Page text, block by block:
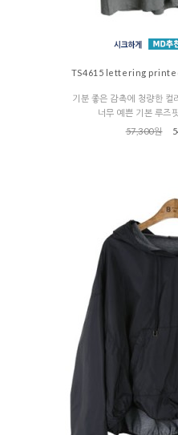
TS4615 lettering
기분 좋은 감촉에 청량한 컬
너무 예쁜 기본 루즈
57,300원